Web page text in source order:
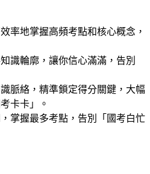
率地掌握高頻考點和核心概念，
識輪廓，讓你信心滿滿，告別
脈絡，精準鎖定得分關鍵，大幅
卡卡」。
掌握最多考點，告別「國考白忙